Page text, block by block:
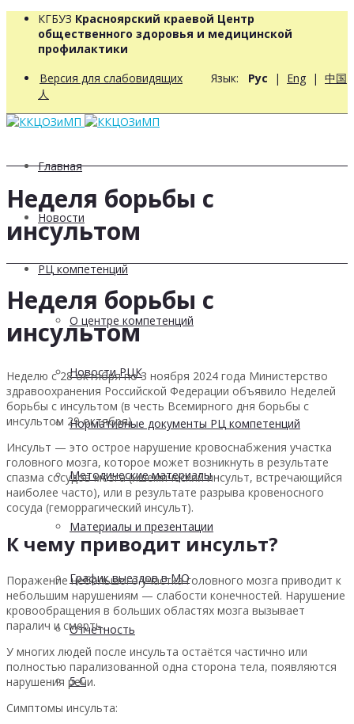
КГБУЗ Красноярский краевой Центр
общественного здоровья и медицинской
профилактики
Версия для слабовидящих Язык: Рус | Eng | 中国
人
Главная
Новости
РЦ компетенций
О центре компетенций
Новости РЦК
Нормативные документы РЦ компетенций
Методические материалы
Материалы и презентации
График выездов в МО
Отчетность
5 С
Неделя борьбы с
инсультом
Неделя борьбы с
инсультом
Неделю с 28 октября по 3 ноября 2024 года Министерство
здравоохранения Российской Федерации объявило Неделей
борьбы с инсультом (в честь Всемирного дня борьбы с
инсультом 29 октября).
Инсульт — это острое нарушение кровоснабжения участка
головного мозга, которое может возникнуть в результате
спазма сосудов мозга (ишемический инсульт, встречающийся
наиболее часто), или в результате разрыва кровеносного
сосуда (геморрагический инсульт).
К чему приводит инсульт?
Поражение небольшого участка головного мозга приводит к
небольшим нарушениям — слабости конечностей. Нарушение
кровообращения в больших областях мозга вызывает
паралич и смерть.
У многих людей после инсульта остаётся частично или
полностью парализованной одна сторона тела, появляются
нарушения речи.
Симптомы инсульта: